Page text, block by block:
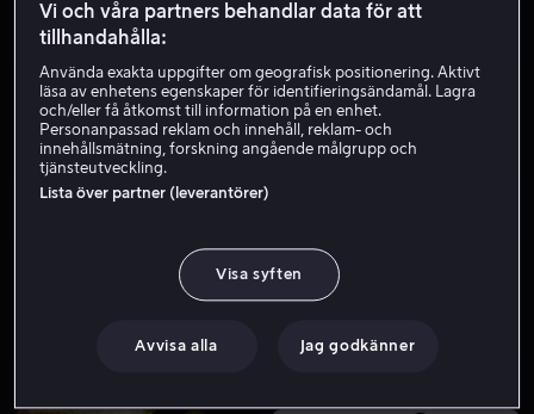
Vi och våra partners behandlar data för att
tillhandahålla:
Använda exakta uppgifter om geografisk positionering. Aktivt
läsa av enhetens egenskaper för identifieringsändamål. Lagra
och/eller få åtkomst till information på en enhet.
Personanpassad reklam och innehåll, reklam- och
innehållsmätning, forskning angående målgrupp och
tjänsteutveckling.
Lista över partner (leverantörer)
Visa syften
Avvisa alla Jag godkänner